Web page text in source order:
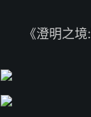
《澄明之